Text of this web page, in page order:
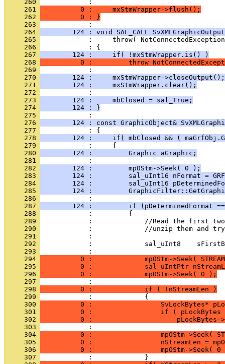
     260
     261
          0 :     mxStmWrapper->flush();
     262
          0 : }
     263
     264
124 : void SAL_CALL
     265
     266
     267
        124 :     if( !mxStmWrapper.is() )
     268
0 :         throw
     269
     270
        124 :     mxStmWrapper->closeOutput();
     271
        124 :     mxStmWrapper.clear();
     272
     273
        124 :     mbClosed = sal_True;
     274
        124 : }
     275
     276
124 : const GraphicObject&
     277
     278
124 :     if( mbClosed && (
     279
     280
        124 :         Graphic aGraphic;
     281
     282
        124 :         mpOStm->Seek( 0 );
     283
124 :         sal_uInt16 nFormat =
     284
124 :         sal_uInt16
     285
124 :
     286
     287
124 :         if (pDeterminedFormat
     288
     289
     290
     291
     292
     293
     294
0 :             mpOStm->Seek(
     295
0 :             sal_uIntPtr
     296
          0 :             mpOStm->Seek( 0 );
     297
     298
          0 :             if ( !nStreamLen )
     299
     300
0 :                 SvLockBytes*
     301
0 :                 if ( pLockBytes
     302
0 :                     pLockBytes-
     303
     304
0 :                 mpOStm->Seek(
     305
0 :                 nStreamLen =
     306
0 :                 mpOStm->Seek( 0
     307